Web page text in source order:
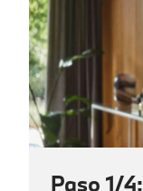
Paso 1/4: